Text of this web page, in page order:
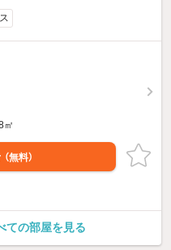
㎡
（無料）
ての部屋を見る